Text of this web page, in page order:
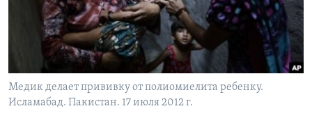
Learning English
СОЦИАЛЬНЫЕ СЕТИ
Медик делает прививку от полиомиелита ребенку.
Исламабад. Пакистан. 17 июля 2012 г.